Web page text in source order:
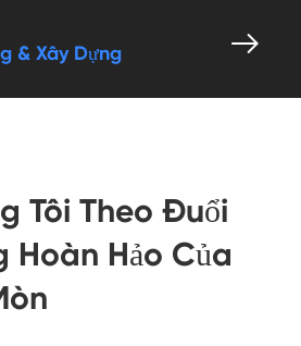
& Xây Dựng Va

Tôi Theo Đuổi
Hoàn Hảo Của